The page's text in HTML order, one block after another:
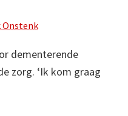
Onstenk
dementerende
zorg. ‘Ik kom graag